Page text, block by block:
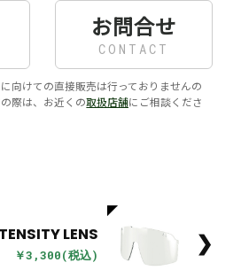
お問合せ
CONTACT
向けての直接販売は行っておりませんの
際は、お近くの取扱店舗にご相談くださ
LENS
￥3,300(税込) ❯